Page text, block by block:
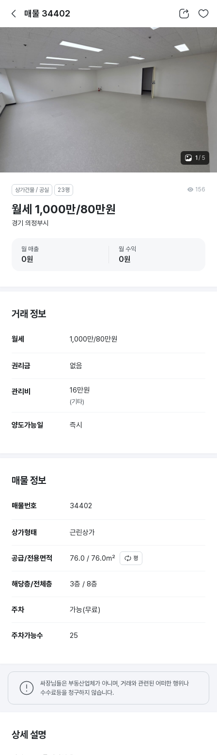
뒤로가기매물 34402 공유하기 찜하기
1 / 5
상가건물 / 공실 23평
월세 1,000만/80만원
경기 의정부시
월 매출
0원
월 수익
0원
156
거래 정보
월세 1,000만/80만원
권리금 없음
관리비 16만원
(기타)
양도가능일 즉시
매물 정보
매물번호 34402
상가형태 근린상가
공급/전용면적 76.0 / 76.0㎡ 평
해당층/전체층 3층 / 8층
주차 가능(무료)
주차가능수 25
싸장님들은 부동산업체가 아니며, 거래와 관련된 어떠한 행위나
수수료등을 청구하지 않습니다.
상세 설명